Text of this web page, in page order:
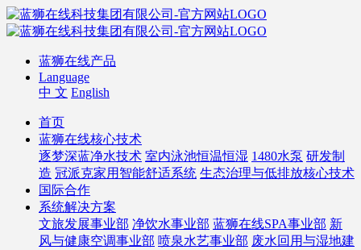
蓝狮在线产品
Language
中 文 English
首页
蓝狮在线核心技术
逐梦深蓝净水技术 室内泳池恒温恒湿 1480水泵 研发制
造 冠派克家用智能舒适系统 生态治理与低排放核心技术
国际合作
系统解决方案
文旅发展事业部 净饮水事业部 蓝狮在线SPA事业部 新
风与健康空调事业部 喷泉水艺事业部 废水回用与湿地建